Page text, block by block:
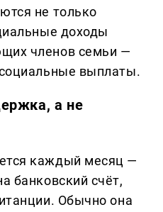
не только
доходы
членов семьи —
выплаты.
а не
каждый месяц —
банковский счёт,
Обычно она